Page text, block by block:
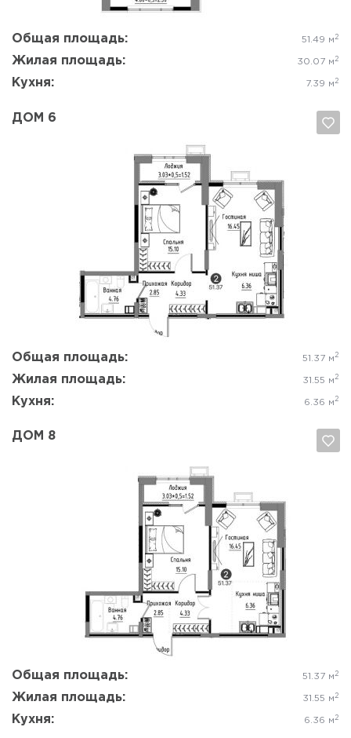
Общая площадь: 51.49 м 2
Жилая площадь: 30.07 м 2
Кухня: 7.39 м 2
ДОМ 6
Общая площадь: 51.37 м 2
Жилая площадь: 31.55 м 2
Кухня: 6.36 м 2
Да, удалить
ДОМ 8
Общая площадь: 51.37 м 2
Жилая площадь: 31.55 м 2
Кухня: 6.36 м 2
Да, удалить